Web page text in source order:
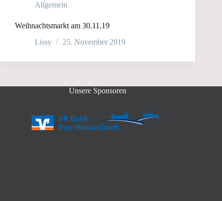
Allgemein
Weihnachtsmarkt am 30.11.19
Lissy
25. November 2019
Unsere Sponsoren